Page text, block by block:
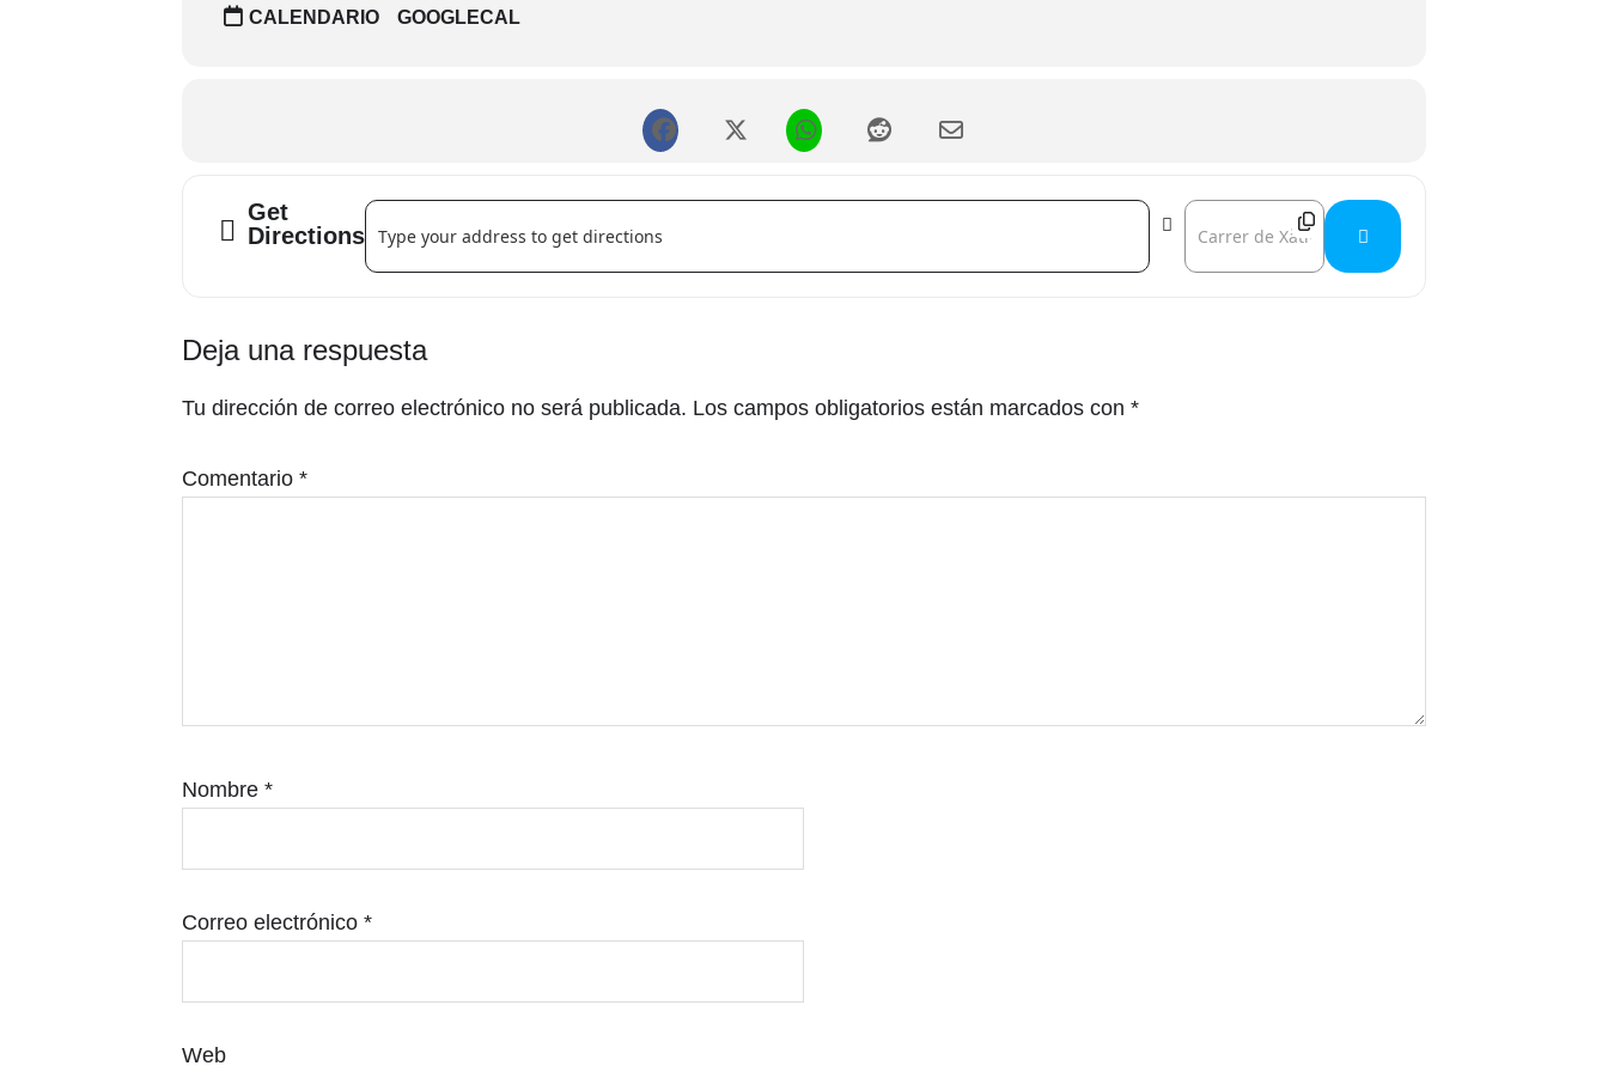
CALENDARIO GOOGLECAL
Get
Directions
Address - ARA MALIKIAN [] Destination Address - ARA MALIKIAN []
Interacciones
con
lectores
Deja una respuesta
Tu dirección de correo electrónico no será publicada. Los campos obligatorios están marcados con *
Comentario *
Nombre *
Correo electrónico *
Web